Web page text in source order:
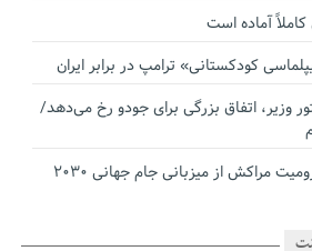
کاملاً آماده است
کودکستانی» ترامپ در برابر ایران
وزیر، اتفاق بزرگی برای جودو رخ می‌دهد/
پرتغال خواستار محرومیت مراکش از میزبانی جام جهانی ۲۰۳۰
عبدی حیف شد